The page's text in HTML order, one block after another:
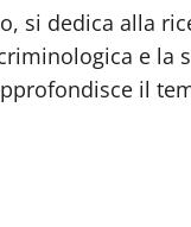
si dedica alla
e la
il